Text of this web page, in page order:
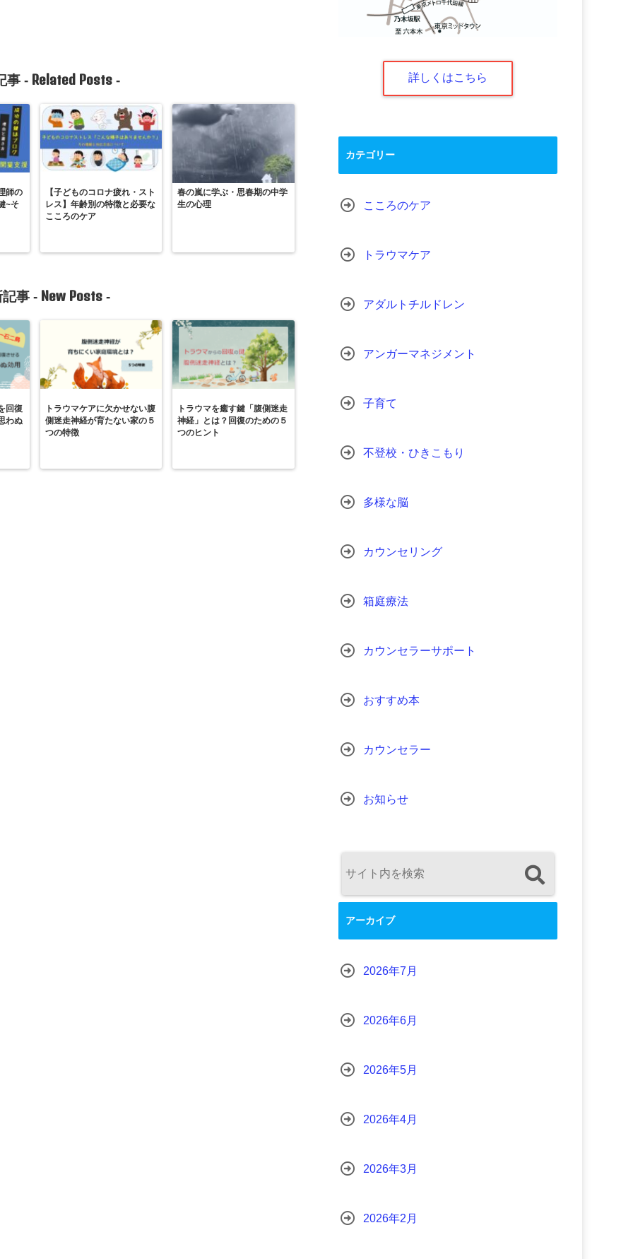
事 - Related Posts-
師の
~そ
【子どものコロナ疲れ・スト
レス】年齢別の特徴と必要な
こころのケア
春の嵐に学ぶ・思春期の中学
生の心理
事 - New Posts -
回復
わぬ
トラウマケアに欠かせない腹
側迷走神経が育たない家の５
つの特徴
トラウマを癒す鍵「腹側迷走
神経」とは？回復のための５
つのヒント
詳しくはこちら
カテゴリー
こころのケア
トラウマケア
アダルトチルドレン
アンガーマネジメント
子育て
不登校・ひきこもり
多様な脳
カウンセリング
箱庭療法
カウンセラーサポート
おすすめ本
カウンセラー
お知らせ
アーカイブ
2026年7月
2026年6月
2026年5月
2026年4月
2026年3月
2026年2月